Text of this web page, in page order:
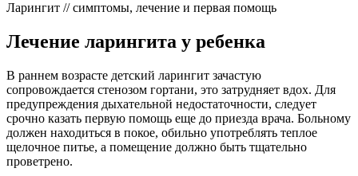
Ларингит // симптомы, лечение и первая помощь
Лечение ларингита у ребенка
В раннем возрасте детский ларингит зачастую
сопровождается стенозом гортани, это затрудняет вдох. Для
предупреждения дыхательной недостаточности, следует
срочно казать первую помощь еще до приезда врача. Больному
должен находиться в покое, обильно употреблять теплое
щелочное питье, а помещение должно быть тщательно
проветрено.